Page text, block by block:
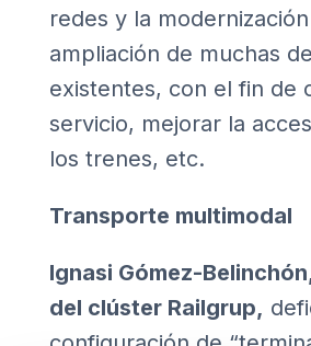
redes y la
ampliación de muchas
existentes, con el fin de
servicio, mejorar la
los trenes, etc.
Transporte multimodal
Ignasi Gómez-
del clúster Railgrup,